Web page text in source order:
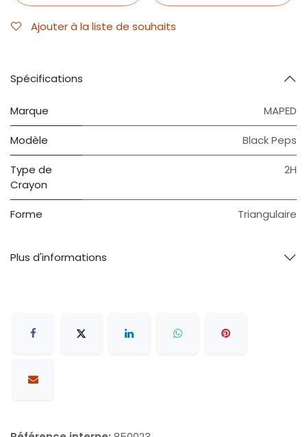
Ajouter à la liste de souhaits
Spécifications
Marque MAPED
Modèle Black Peps
Type de
Crayon
2H
Forme Triangulaire
Plus d'informations